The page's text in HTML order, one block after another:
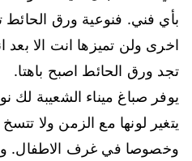
بأي فني. فنوعية ورق
اخرى ولن تميزها انت الا
تجد ورق الحائط اصبح باهتا.
يوفر صباغ ميناء الشعيبة لك
يتغير لونها مع الزمن ولا
وخصوصا في غرف الاطفال.